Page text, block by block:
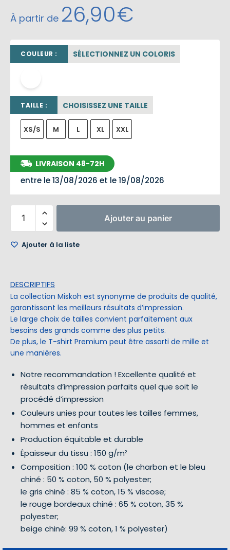
À partir de 26,90€
COULEUR : SÉLECTIONNEZ UN COLORIS
TAILLE : CHOISISSEZ UNE TAILLE
XS/S M L XL XXL
LIVRAISON 48-72H
entre le 13/08/2026 et le 19/08/2026
Ajouter au panier
Ajouter à la liste
DESCRIPTIFS
La collection Miskoh est synonyme de produits de qualité,
garantissant les meilleurs résultats d’impression.
Le large choix de tailles convient parfaitement aux
besoins des grands comme des plus petits.
De plus, le T-shirt Premium peut être assorti de mille et
une manières.
Notre recommandation ! Excellente qualité et
résultats d’impression parfaits quel que soit le
procédé d’impression
Couleurs unies pour toutes les tailles femmes,
hommes et enfants
Production équitable et durable
Épaisseur du tissu : 150 g/m²
Composition : 100 % coton (le charbon et le bleu
chiné : 50 % coton, 50 % polyester;
le gris chiné : 85 % coton, 15 % viscose;
le rouge bordeaux chiné : 65 % coton, 35 %
polyester;
beige chiné: 99 % coton, 1 % polyester)